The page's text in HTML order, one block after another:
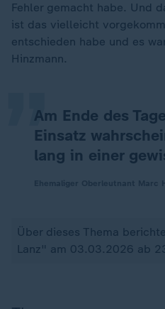
Fehler gemacht habe. Und
ist das vielleicht
entschieden habe und es
Hinzmann.
Am Ende des
Einsatz
lang in einer
„
Über dieses Thema
Lanz" am 03.03.2026 ab